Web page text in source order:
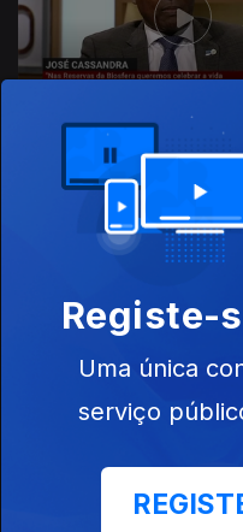
Registe-
Uma única
serviço